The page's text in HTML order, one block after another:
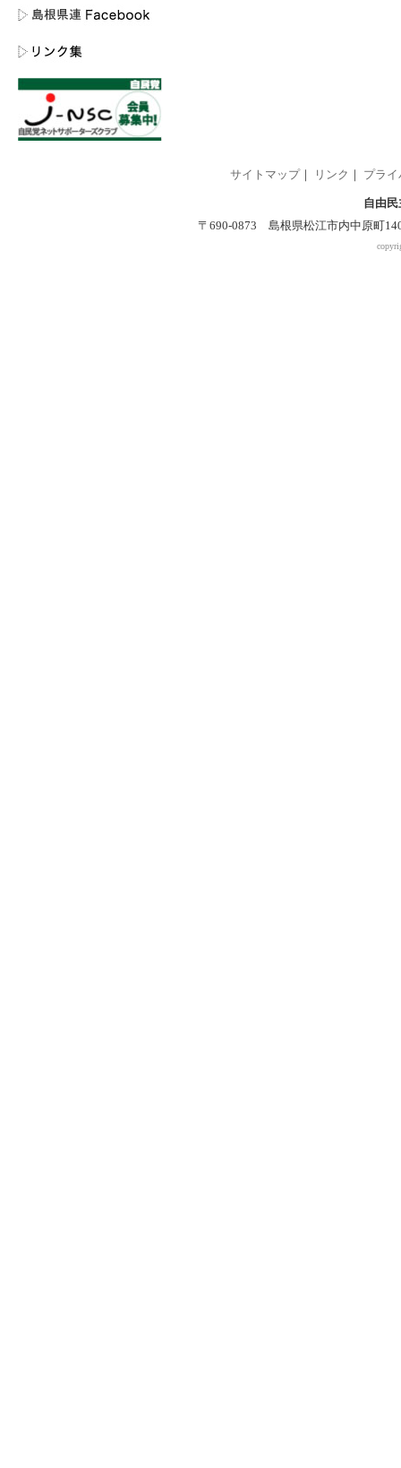
サイトマップ｜ リンク プラ
自由
〒690-0873 島根県松江市内中原町